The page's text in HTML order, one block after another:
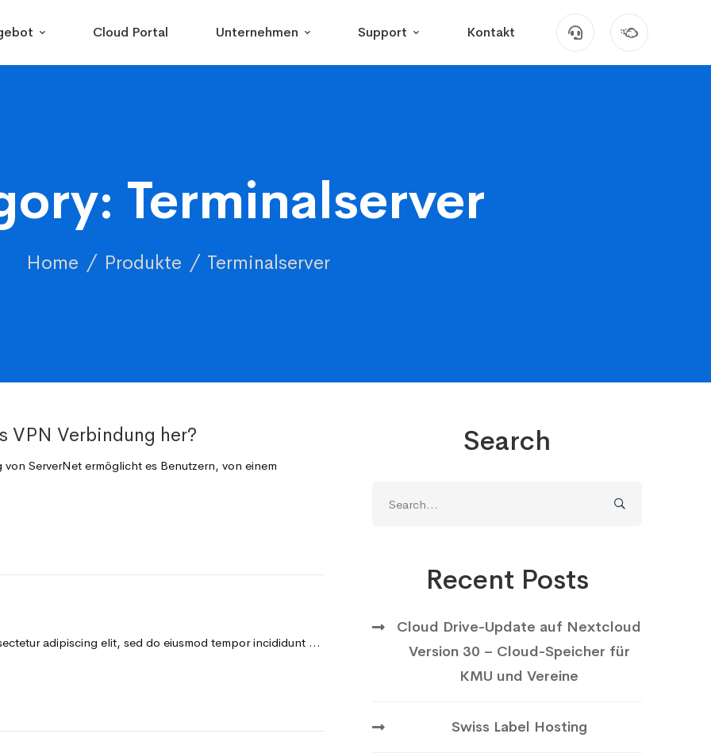
Cloud Portal Unternehmen Support Kontakt
Terminalserver
Home Produkte Terminalserver
VPN Verbindung her?
ServerNet ermöglicht es Benutzern, von einem
adipiscing elit, sed do eiusmod tempor incididunt …
Search
for:
Recent Posts
Cloud Drive-Update auf Nextcloud
Version 30 – Cloud-Speicher für
KMU und Vereine
Swiss Label Hosting